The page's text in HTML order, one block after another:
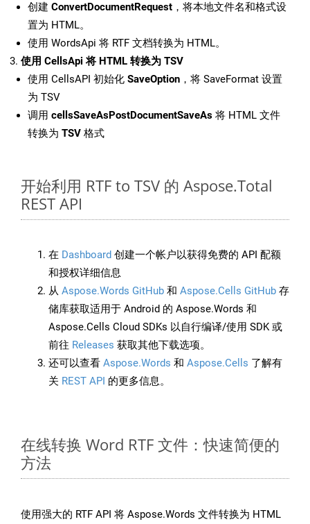
创建 ConvertDocumentRequest ，将本地文件名和格式设
置为 HTML。
使用 WordsApi 将 RTF 文档转换为 HTML。
使用 CellsApi 将 HTML 转换为 TSV
使用 CellsAPI 初始化 SaveOption ，将 SaveFormat 设置
为 TSV
调用 cellsSaveAsPostDocumentSaveAs 将 HTML 文件
转换为 TSV 格式
开始利用 RTF to TSV 的 Aspose.Total
REST API
在 Dashboard 创建一个帐户以获得免费的 API 配额
和授权详细信息
从 Aspose.Words GitHub 和 Aspose.Cells GitHub 存
储库获取适用于 Android 的 Aspose.Words 和
Aspose.Cells Cloud SDKs 以自行编译/使用 SDK 或
前往 Releases 获取其他下载选项。
还可以查看 Aspose.Words 和 Aspose.Cells 了解有
关 REST API 的更多信息。
在线转换 Word RTF 文件：快速简便的
方法
使用强大的 RTF API 将 Aspose.Words 文件转换为 HTML